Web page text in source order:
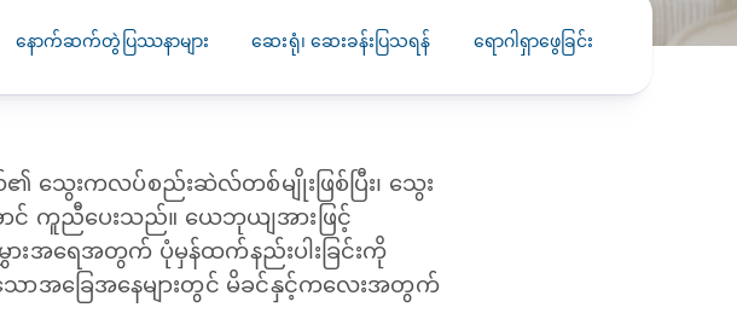
လီယွိုက်ဒိုးဆစ် ပြင်းထန်
Phyu Laboratory and
HEALTH is pleased to
announce the...
Yangon, Myanmar, 29
နောက်ဆက်တွဲပြဿနာများ ဆေးရုံ၊ ဆေးခန်းပြသရန် ရောဂါရှာဖွေခြင်း ကုသခြင်း
သွေးကလပ်စည်းဆဲလ်တစ်မျိုးဖြစ်ပြီး၊ သွေး
ာင် ကူညီပေးသည်။ ယေဘုယျအားဖြင့်
ားအရေအတွက် ပုံမှန်ထက်နည်းပါးခြင်းကို
ာအခြေအနေများတွင် မိခင်နှင့်ကလေးအတွက်